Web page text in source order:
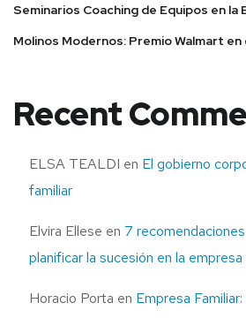
Seminarios Coaching de Equipos en la
Molinos Modernos: Premio Walmart
Recent
ELSA TEALDI en El gobierno
familiar
Elvira Ellese en 7
planificar la sucesión en la empresa
Horacio Porta en Empresa